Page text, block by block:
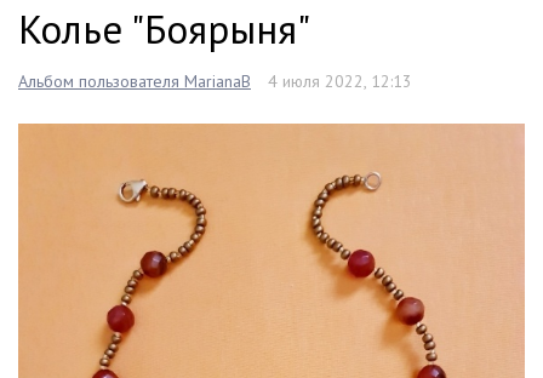
Колье "Боярыня"
Альбом пользователя MarianaB 4 июля 2022, 12:13